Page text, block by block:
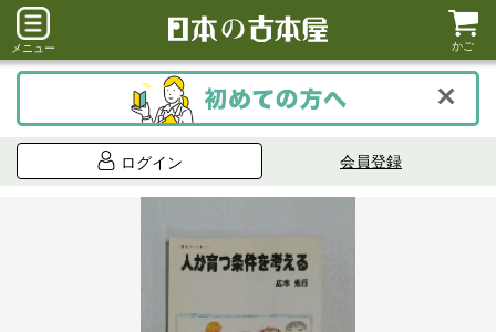
メニュー かご
ログイン 会員登録